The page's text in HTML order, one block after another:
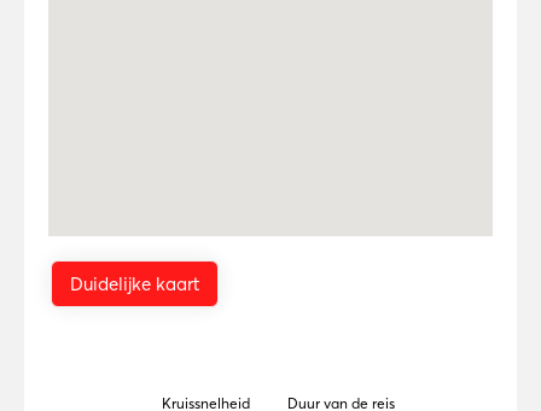
Kruissnelheid Duur van de reis
Duidelijke kaart